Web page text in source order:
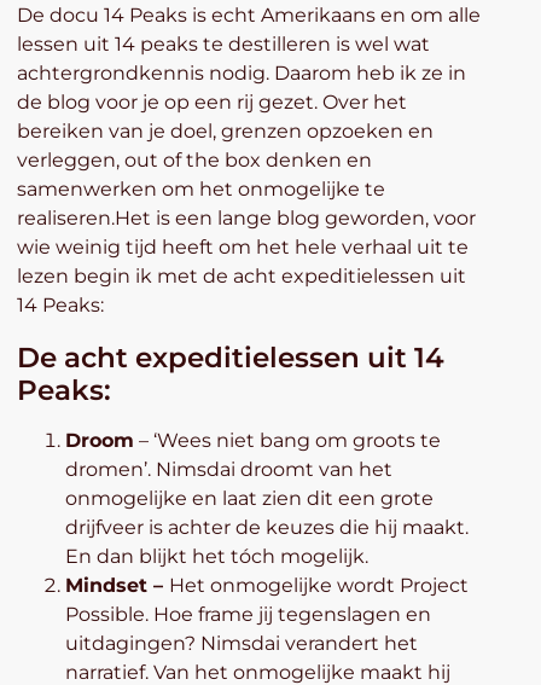
De docu 14 Peaks is echt Amerikaans en om alle
lessen uit 14 peaks te destilleren is wel wat
achtergrondkennis nodig. Daarom heb ik ze in
de blog voor je op een rij gezet. Over het
bereiken van je doel, grenzen opzoeken en
verleggen, out of the box denken en
samenwerken om het onmogelijke te
realiseren.Het is een lange blog geworden, voor
wie weinig tijd heeft om het hele verhaal uit te
lezen begin ik met de acht expeditielessen uit
14 Peaks:
De acht expeditielessen uit 14
Peaks:
Droom – ‘Wees niet bang om groots te
dromen’. Nimsdai droomt van het
onmogelijke en laat zien dit een grote
drijfveer is achter de keuzes die hij maakt.
En dan blijkt het tóch mogelijk.
Mindset – Het onmogelijke wordt Project
Possible. Hoe frame jij tegenslagen en
uitdagingen? Nimsdai verandert het
narratief. Van het onmogelijke maakt hij